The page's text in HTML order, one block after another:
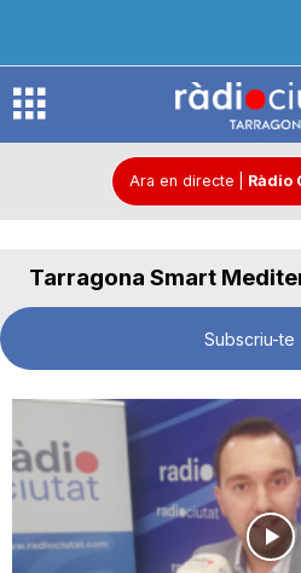
R
C
Ara en directe Ràdio
Tarragona Smart
Subscriu-te